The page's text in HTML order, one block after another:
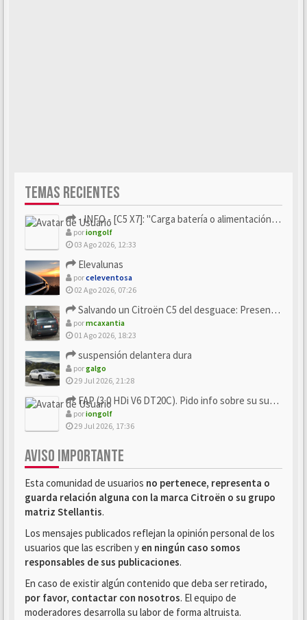
TEMAS RECIENTES
- INFO - [C5 X7]: "Carga batería o alimentación eléctri...
poriongolf
03 Ago 2026, 12:33
Elevalunas
porceleventosa
02 Ago 2026, 07:26
Salvando un Citroën C5 del desguace: Presentación y seguimiento
pormcaxantia
01 Ago 2026, 18:23
suspensión delantera dura
porgalgo
29 Jul 2026, 21:28
FAP (3.0 HDi V6 DT20C). Pido info sobre su sustitución
poriongolf
29 Jul 2026, 17:36
AVISO IMPORTANTE
Esta comunidad de usuarios no pertenece, representa o
guarda relación alguna con la marca Citroën o su grupo
matriz Stellantis.
Los mensajes publicados reflejan la opinión personal de los
usuarios que las escriben y en ningún caso somos
responsables de sus publicaciones.
En caso de existir algún contenido que deba ser retirado,
por favor, contactar con nosotros. El equipo de
moderadores desarrolla su labor de forma altruista.